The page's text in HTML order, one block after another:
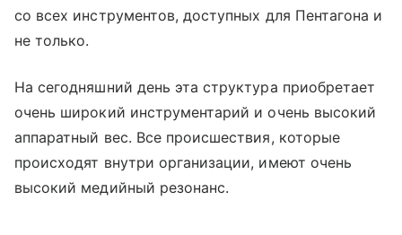
со всех инструментов, доступных для Пентагона и
не только.
На сегодняшний день эта структура приобретает
очень широкий инструментарий и очень высокий
аппаратный вес. Все происшествия, которые
происходят внутри организации, имеют очень
высокий медийный резонанс.